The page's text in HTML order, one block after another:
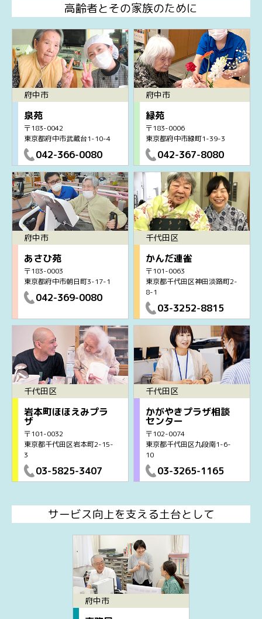
高齢者とその家族のために
府中市
泉苑
〒183-0042
東京都府中市武蔵台1-10-4
042-366-0080
府中市
緑苑
〒183-0006
東京都府中市緑町1-39-3
042-367-8080
府中市
あさひ苑
〒183-0003
東京都府中市朝日町3-17-1
042-369-0080
千代田区
かんだ連雀
〒101-0063
東京都千代田区神田淡路町2-
8-1
03-3252-8815
千代田区
岩本町ほほえみプラ
ザ
〒101-0032
東京都千代田区岩本町2-15-
3
03-5825-3407
千代田区
かがやきプラザ相談
センター
〒102-0074
東京都千代田区九段南1-6-
10
03-3265-1165
サービス向上を支える土台として
府中市